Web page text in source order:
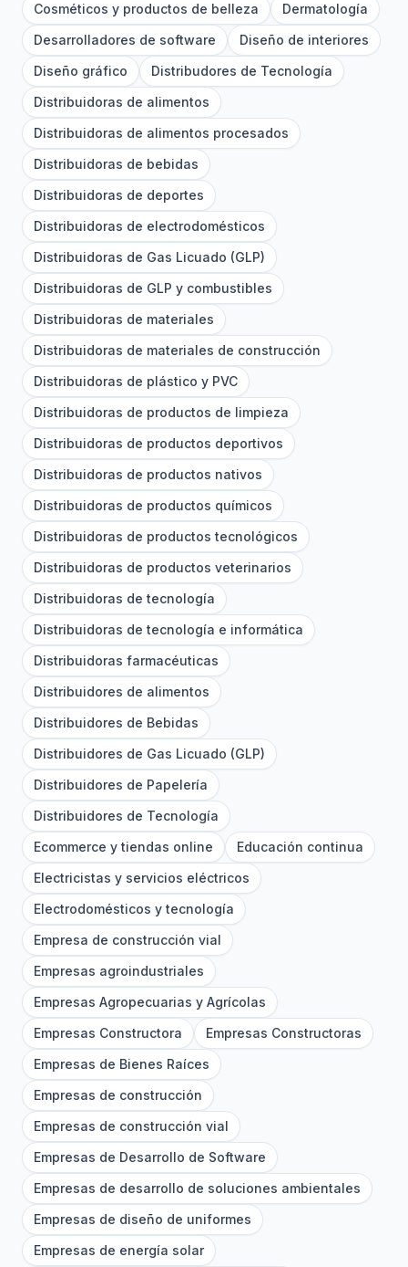
Cosméticos y productos de belleza
Dermatología
Desarrolladores de software
Diseño de interiores
Diseño gráfico
Distribudores de Tecnología
Distribuidoras de alimentos
Distribuidoras de alimentos procesados
Distribuidoras de bebidas
Distribuidoras de deportes
Distribuidoras de electrodomésticos
Distribuidoras de Gas Licuado (GLP)
Distribuidoras de GLP y combustibles
Distribuidoras de materiales
Distribuidoras de materiales de construcción
Distribuidoras de plástico y PVC
Distribuidoras de productos de limpieza
Distribuidoras de productos deportivos
Distribuidoras de productos nativos
Distribuidoras de productos químicos
Distribuidoras de productos tecnológicos
Distribuidoras de productos veterinarios
Distribuidoras de tecnología
Distribuidoras de tecnología e informática
Distribuidoras farmacéuticas
Distribuidores de alimentos
Distribuidores de Bebidas
Distribuidores de Gas Licuado (GLP)
Distribuidores de Papelería
Distribuidores de Tecnología
Ecommerce y tiendas online
Educación continua
Electricistas y servicios eléctricos
Electrodomésticos y tecnología
Empresa de construcción vial
Empresas agroindustriales
Empresas Agropecuarias y Agrícolas
Empresas Constructora
Empresas Constructoras
Empresas de Bienes Raíces
Empresas de construcción
Empresas de construcción vial
Empresas de Desarrollo de Software
Empresas de desarrollo de soluciones ambientales
Empresas de diseño de uniformes
Empresas de energía solar